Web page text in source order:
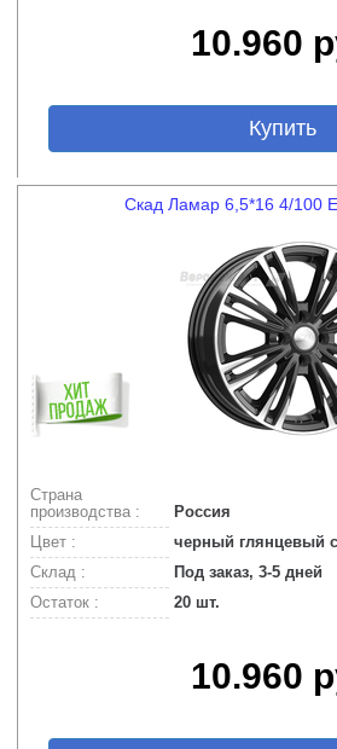
10.960
Скад Ламар 6,5*16 4/100
Страна
производства :
Россия
Цвет :
черный глянцевый
Склад :
Под заказ, 3-5 дней
Остаток :
20 шт.
10.960